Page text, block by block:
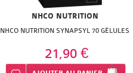
NHCO NUTRITION
NHCO NUTRITION SYNAPSYL 70 GÉLULES
21,90 €